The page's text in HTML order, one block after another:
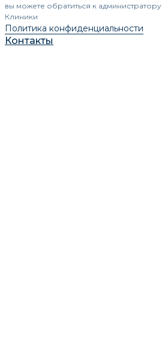
вы можете обратиться к администратору
Клиники
Политика конфиденциальности
Контакты